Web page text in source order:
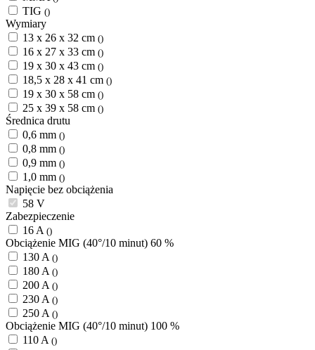
TIG ()
Wymiary
13 x 26 x 32 cm ()
16 x 27 x 33 cm ()
19 x 30 x 43 cm ()
18,5 x 28 x 41 cm ()
19 x 30 x 58 cm ()
25 x 39 x 58 cm ()
Średnica drutu
0,6 mm ()
0,8 mm ()
0,9 mm ()
1,0 mm ()
Napięcie bez obciążenia
58 V
Zabezpieczenie
16 A ()
Obciążenie MIG (40°/10 minut) 60 %
130 A ()
180 A ()
200 A ()
230 A ()
250 A ()
Obciążenie MIG (40°/10 minut) 100 %
110 A ()